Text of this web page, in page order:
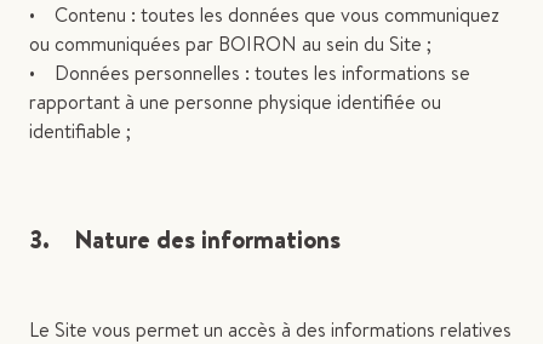
• Contenu : toutes les données que vous communiquez
ou communiquées par BOIRON au sein du Site ;
• Données personnelles : toutes les informations se
rapportant à une personne physique identifiée ou
identifiable ;
3. Nature des informations
Le Site vous permet un accès à des informations relatives